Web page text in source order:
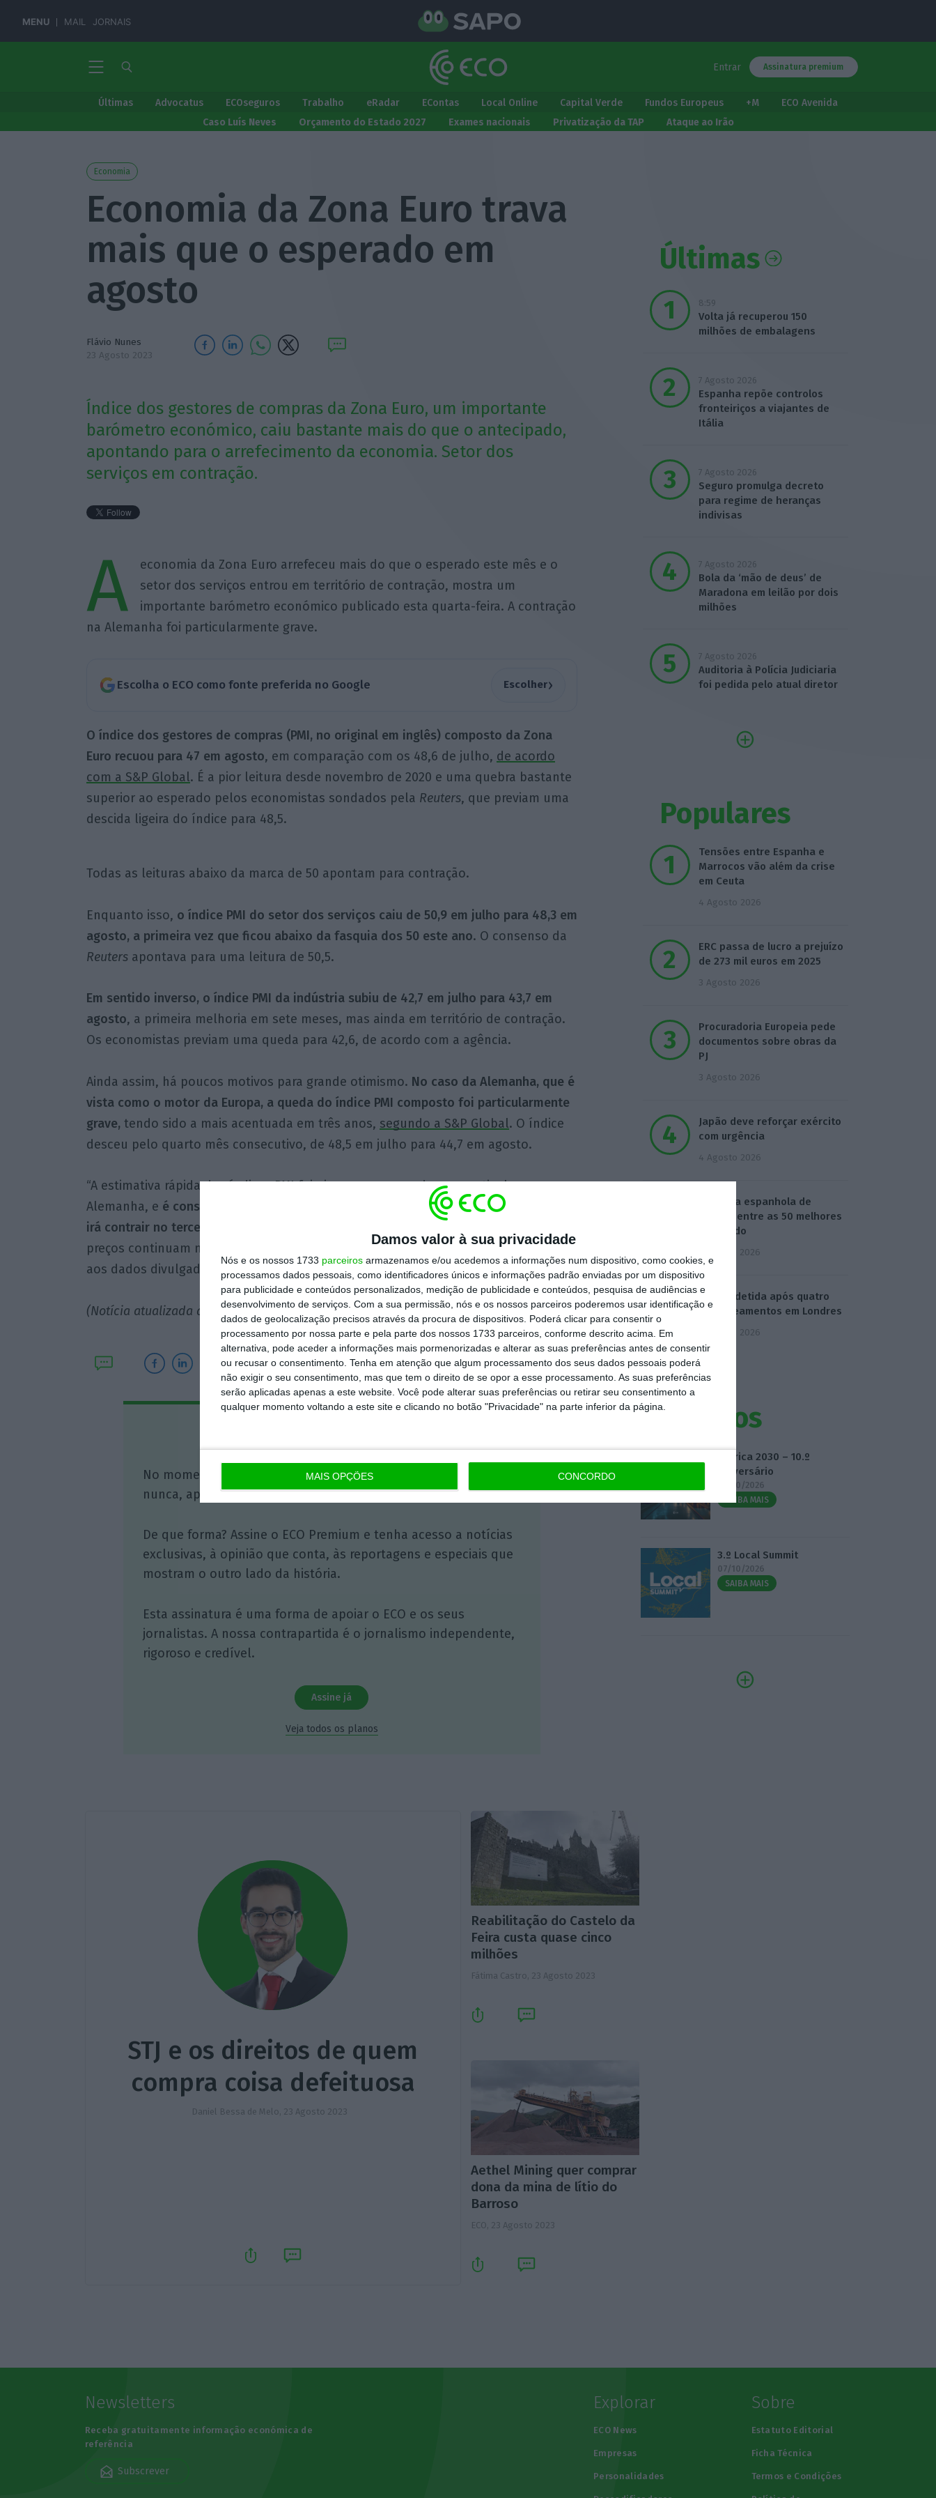
Damos valor à sua privacidade
Nós e os nossos 1733 parceiros armazenamos e/ou acedemos a informações num dispositivo, como cookies, e
processamos dados pessoais, como identificadores únicos e informações padrão enviadas por um dispositivo
para publicidade e conteúdos personalizados, medição de publicidade e conteúdos, pesquisa de audiências e
desenvolvimento de serviços. Com a sua permissão, nós e os nossos parceiros poderemos usar identificação e
dados de geolocalização precisos através da procura de dispositivos. Poderá clicar para consentir o
processamento por nossa parte e pela parte dos nossos 1733 parceiros, conforme descrito acima. Em
alternativa, pode aceder a informações mais pormenorizadas e alterar as suas preferências antes de consentir
ou recusar o consentimento. Tenha em atenção que algum processamento dos seus dados pessoais poderá
não exigir o seu consentimento, mas que tem o direito de se opor a esse processamento. As suas preferências
serão aplicadas apenas a este website. Você pode alterar suas preferências ou retirar seu consentimento a
qualquer momento voltando a este site e clicando no botão "Privacidade" na parte inferior da página.
MAIS OPÇÕES CONCORDO
MENU MAIL JORNAIS
Entrar Assinatura premium
Últimas Advocatus ECOseguros Trabalho eRadar EContas Local Online Capital Verde Fundos Europeus +M
ECO Avenida
Caso Luís Neves
Orçamento do Estado 2027 Exames nacionais Privatização da TAP Ataque ao Irão
Economia
Economia da Zona Euro trava
mais que o esperado em
agosto
Flávio Nunes
23 Agosto 2023
Índice dos gestores de compras da Zona Euro, um importante
barómetro económico, caiu bastante mais do que o antecipado,
apontando para o arrefecimento da economia. Setor dos
serviços em contração.
A
economia da Zona Euro arrefeceu mais do que o esperado este mês e o
setor dos serviços entrou em território de contração, mostra um
importante barómetro económico publicado esta quarta-feira. A contração
na Alemanha foi particularmente grave.
Escolha o ECO como fonte preferida no Google Escolher›
O índice dos gestores de compras (PMI, no original em inglês) composto da Zona
Euro recuou para 47 em agosto, em comparação com os 48,6 de julho, de acordo
com a S&P Global. É a pior leitura desde novembro de 2020 e uma quebra bastante
superior ao esperado pelos economistas sondados pela Reuters, que previam uma
descida ligeira do índice para 48,5.
Todas as leituras abaixo da marca de 50 apontam para contração.
Enquanto isso, o índice PMI do setor dos serviços caiu de 50,9 em julho para 48,3 em
agosto, a primeira vez que ficou abaixo da fasquia dos 50 este ano. O consenso da
Reutersapontava para uma leitura de 50,5.
Em sentido inverso, o índice PMI da indústria subiu de 42,7 em julho para 43,7 em
agosto, a primeira melhoria em sete meses, mas ainda em território de contração.
Os economistas previam uma queda para 42,6, de acordo com a agência.
Ainda assim, há poucos motivos para grande otimismo. No caso da Alemanha, que é
vista como o motor da Europa, a queda do índice PMI composto foi particularmente
grave, tendo sido a mais acentuada em três anos, segundo a S&P Global. O índice
desceu pelo quarto mês consecutivo, de 48,5 em julho para 44,7 em agosto.
“A estimativa rápida dos índices PMI foi pior que o esperado, em particular na
Alemanha, e é consistente com a nossa perspetiva de que a economia da Zona Euro
irá contrair no terceiro trimestre
preços continuam muito fortes”, aponta a Capital Economics, numa nota de reação
aos dados divulgada esta manhã.
(Notícia atualizada às 10h30 com comentário da Capital Economics)
https://eco.sapo.pt/2023/08/23/economia-da-zona-euro-trava-mais-que-o-esperado-em-agosto/ Copiar
No momento em que a informação é mais importante do que
nunca, apoie o jornalismo independente e rigoroso.
De que forma? Assine o ECO Premium e tenha acesso a notícias
exclusivas, à opinião que conta, às reportagens e especiais que
mostram o outro lado da história.
Esta assinatura é uma forma de apoiar o ECO e os seus
jornalistas. A nossa contrapartida é o jornalismo independente,
rigoroso e credível.
Assine já
Veja todos os planos
Últimas
8:59
Volta já recuperou 150
milhões de embalagens
7 Agosto 2026
Espanha repõe controlos
fronteiriços a viajantes de
Itália
7 Agosto 2026
Seguro promulga decreto
para regime de heranças
indivisas
7 Agosto 2026
Bola da ‘mão de deus’ de
Maradona em leilão por dois
milhões
7 Agosto 2026
Auditoria à Polícia Judiciaria
foi pedida pelo atual diretor
Populares
Tensões entre Espanha e
Marrocos vão além da crise
em Ceuta
4 Agosto 2026
ERC passa de lucro a prejuízo
de 273 mil euros em 2025
3 Agosto 2026
Procuradoria Europeia pede
documentos sobre obras da
PJ
3 Agosto 2026
Japão deve reforçar exército
com urgência
4 Agosto 2026
Empresa espanhola de
EdTech entre as 50 melhores
do mundo
5 Agosto 2026
Mulher detida após quatro
esfaqueamentos em Londres
5 Agosto 2026
Eventos
Fábrica 2030 – 10.º
Aniversário
14/10/2026
SAIBA MAIS
3.º Local Summit
07/10/2026
SAIBA MAIS
STJ e os direitos de quem
compra coisa defeituosa
Daniel Bessa de Melo, 23 Agosto 2023
Reabilitação do Castelo da
Feira custa quase cinco
milhões
Fátima Castro, 23 Agosto 2023
Aethel Mining quer comprar
dona da mina de lítio do
Barroso
ECO, 23 Agosto 2023
Newsletters
Receba gratuitamente informação económica de
referência
Subscrever
Explorar
ECO News
Empresas
Personalidades
Sobre
Estatuto Editorial
Ficha Técnica
Termos e Condições